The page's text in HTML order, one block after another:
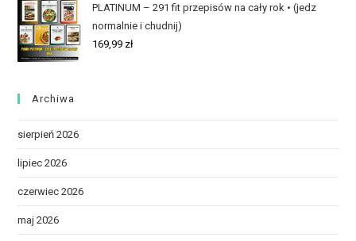
PLATINUM – 291 fit przepisów na cały rok • (jedz
normalnie i chudnij)
169,99 zł
Archiwa
sierpień 2026
lipiec 2026
czerwiec 2026
maj 2026